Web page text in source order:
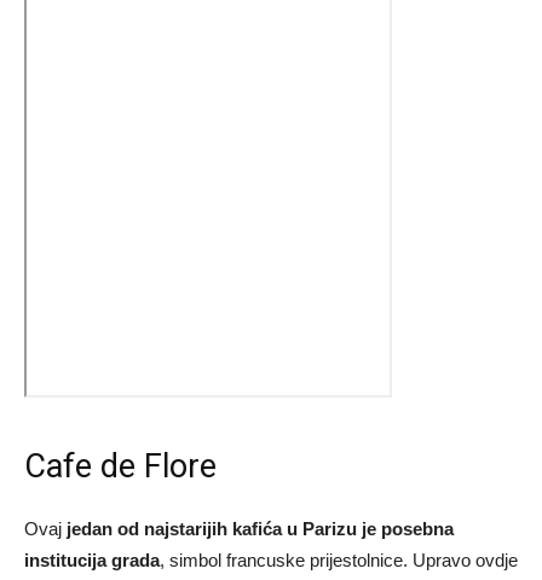
Cafe de Flore
Ovaj jedan od najstarijih kafića u Parizu je posebna
institucija grada, simbol francuske prijestolnice. Upravo ovdje